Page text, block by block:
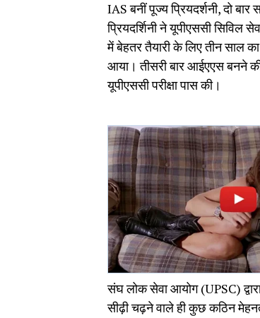
IAS बनीं पूज्य प्रियदर्शनी, दो
प्रियदर्शिनी ने यूपीएससी सिविल
में बेहतर तैयारी के लिए तीन साल
आया। तीसरी बार आईएएस बनने
यूपीएससी परीक्षा पास की।
संघ लोक सेवा आयोग (UPSC)
सीढ़ी चढ़ने वाले ही कुछ कठिन